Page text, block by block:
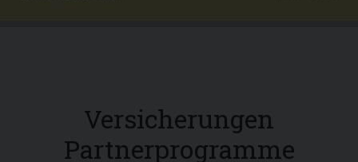
Versicherungen
Partnerprogramme